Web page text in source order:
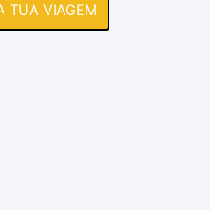
TUA VIAGEM